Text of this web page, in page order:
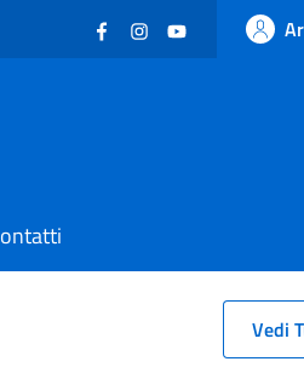
Facebook
(nuova scheda -
Instagram
(nuova scheda
YouTube
(nuova
Vedi